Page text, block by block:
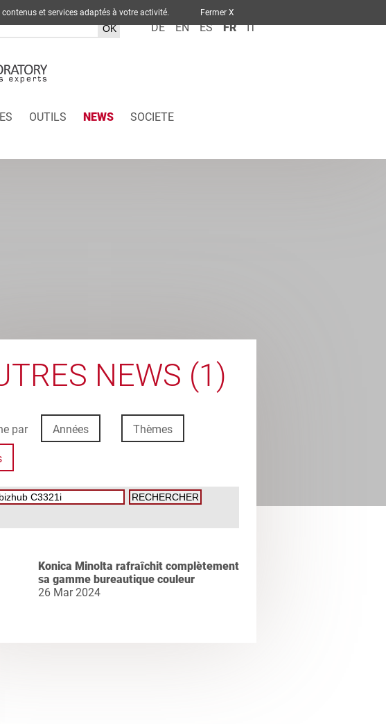
DE EN ES FR IT
OUTILS NEWS SOCIETE
NEWS (1)
par Années Thèmes
Konica Minolta rafraîchit complètement
sa gamme bureautique couleur
26 Mar 2024
contenus et services adaptés à votre activité. Fermer X